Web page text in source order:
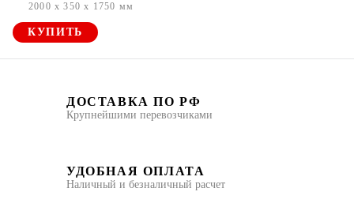
2000 x 350 x 1750 мм
КУПИТЬ
ДОСТАВКА ПО РФ
Крупнейшими перевозчиками
УДОБНАЯ ОПЛАТА
Наличный и безналичный расчет